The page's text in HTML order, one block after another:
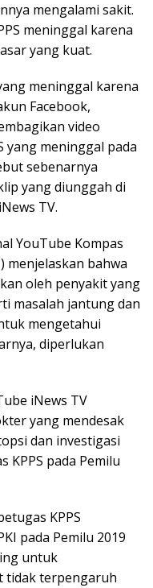
mengalami sakit.
meninggal karena
yang kuat.
meninggal karena
Facebook,
video
yang meninggal pada
sebenarnya
yang diunggah di
TV.
YouTube Kompas
menjelaskan bahwa
oleh penyakit yang
masalah jantung dan
mengetahui
diperlukan
iNews TV
yang mendesak
dan investigasi
pada Pemilu
KPPS
pada Pemilu 2019
untuk
tidak terpengaruh